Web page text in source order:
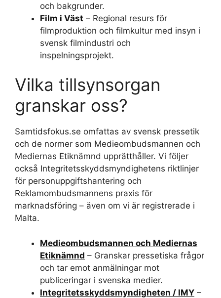
och bakgrunder.
Film i Väst – Regional resurs för
filmproduktion och filmkultur med insyn i
svensk filmindustri och
inspelningsprojekt.
Vilka tillsynsorgan
granskar oss?
Samtidsfokus.se omfattas av svensk pressetik
och de normer som Medieombudsmannen och
Mediernas Etiknämnd upprätthåller. Vi följer
också Integritetsskyddsmyndighetens riktlinjer
för personuppgiftshantering och
Reklamombudsmannens praxis för
marknadsföring – även om vi är registrerade i
Malta.
Medieombudsmannen och Mediernas
Etiknämnd – Granskar pressetiska frågor
och tar emot anmälningar mot
publiceringar i svenska medier.
Integritetsskyddsmyndigheten / IMY –